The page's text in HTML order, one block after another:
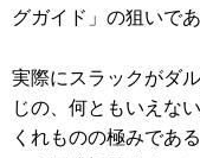
グガイド」の狙いであ
実際にスラックがダ
じの、何ともいえな
くれものの極みであ